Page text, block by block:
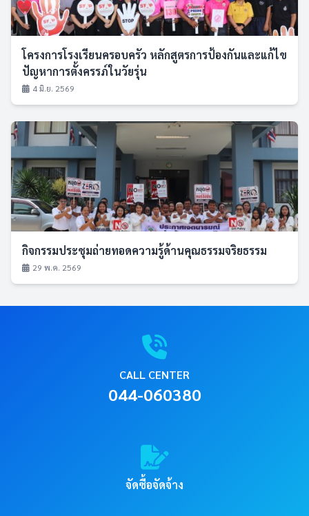
โครงการโรงเรียนครอบครัว หลักสูตรการป้องกันและแก้ไข
ปัญหาการตั้งครรภ์ในวัยรุ่น
4 มิ.ย. 2569
กิจกรรมประชุมถ่ายทอดความรู้ด้านคุณธรรมจริยธรรม
29 พ.ค. 2569
CALL CENTER
044-060380
จัดซื้อจัดจ้าง